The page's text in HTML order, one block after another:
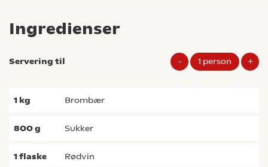
Ingredienser
Servering til - 1 person +
1 kg brombær
800g sukker
1flaske rødvin